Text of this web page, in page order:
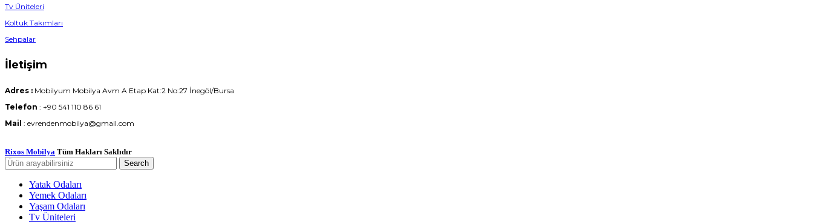
Tv Üniteleri
Koltuk Takımları
Sehpalar
İletişim
Adres : Mobilyum Mobilya Avm A Etap Kat:2 No:27 İnegöl/Bursa
Telefon : +90 541 110 86 61
Mail : evrendenmobilya@gmail.com
Rixos Mobilya Tüm Hakları Saklıdır
Search
Yatak Odaları
Yemek Odaları
Yaşam Odaları
Tv Üniteleri